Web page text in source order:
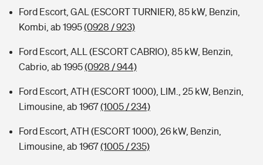
Ford Escort, GAL (ESCORT TURNIER), 85 kW, Benzin,
Kombi, ab 1995(0928 / 923)
Ford Escort, ALL (ESCORT CABRIO), 85 kW, Benzin,
Cabrio, ab 1995(0928 / 944)
Ford Escort, ATH (ESCORT 1000), LIM., 25 kW, Benzin,
Limousine, ab 1967(1005 / 234)
Ford Escort, ATH (ESCORT 1000), 26 kW, Benzin,
Limousine, ab 1967(1005 / 235)